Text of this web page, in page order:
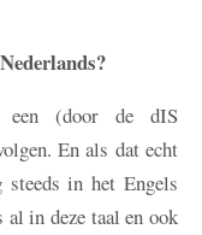
een (door de dIS
En als dat echt
in het Engels
al in deze taal en ook